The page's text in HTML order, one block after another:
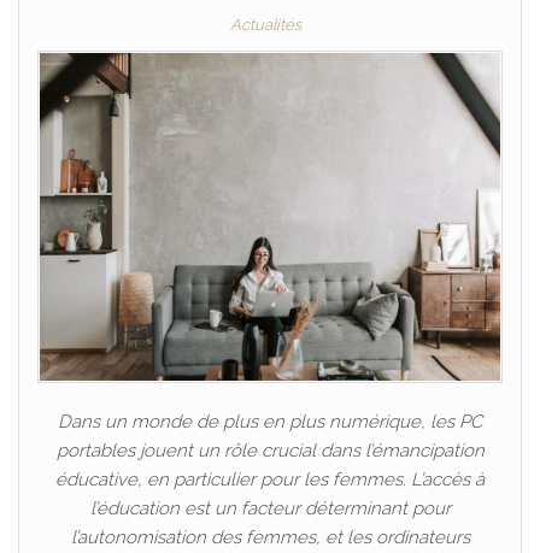
Actualités
Dans un monde de plus en plus numérique, les PC
portables jouent un rôle crucial dans l’émancipation
éducative, en particulier pour les femmes. L’accès à
l’éducation est un facteur déterminant pour
l’autonomisation des femmes, et les ordinateurs